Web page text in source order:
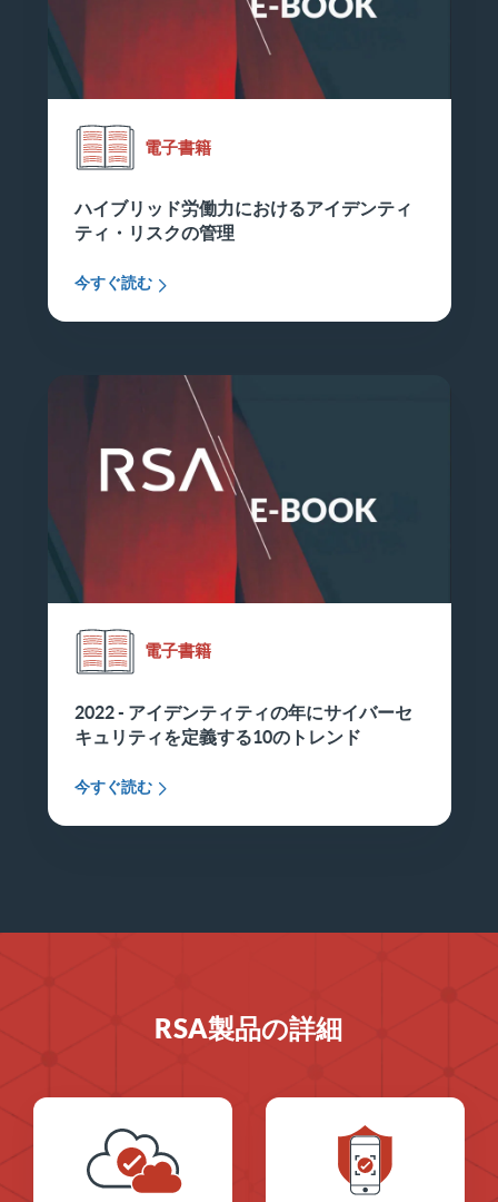
電子書籍
ハイブリッド労働力におけるアイデンティ
ティ・リスクの管理
今すぐ読む
電子書籍
2022 - アイデンティティの年にサイバーセ
キュリティを定義する10のトレンド
今すぐ読む
RSA製品の詳細